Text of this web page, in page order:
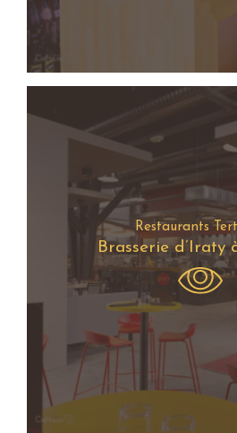
Restaurants
Brasserie d’Iraty